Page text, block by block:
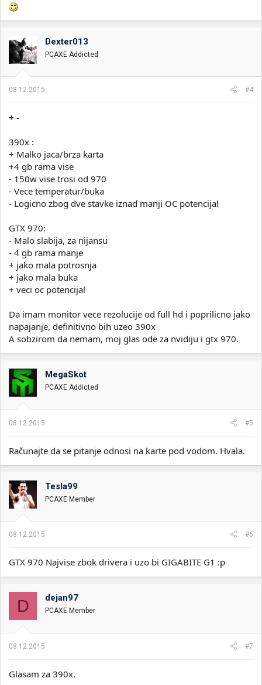
Dexter013
PCAXE Addicted
08.12.2015. #4
+ -
390x :
+ Malko jaca/brza karta
+4 gb rama vise
- 150w vise trosi od 970
- Vece temperatur/buka
- Logicno zbog dve stavke iznad manji OC potencijal
GTX 970:
- Malo slabija, za nijansu
- 4 gb rama manje
+ jako mala potrosnja
+ jako mala buka
+ veci oc potencijal
Da imam monitor vece rezolucije od full hd i poprilicno jako
napajanje, definitivno bih uzeo 390x
A sobzirom da nemam, moj glas ode za nvidiju i gtx 970.
MegaSkot
PCAXE Addicted
08.12.2015. #5
Računajte da se pitanje odnosi na karte pod vodom. Hvala.
Tesla99
PCAXE Member
08.12.2015. #6
GTX 970 Najvise zbok drivera i uzo bi GIGABITE G1 :p
D dejan97
PCAXE Member
08.12.2015. #7
Glasam za 390x.